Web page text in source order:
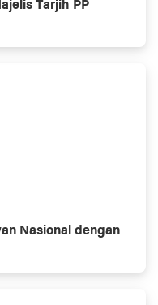
Tarjih PP
Nasional dengan